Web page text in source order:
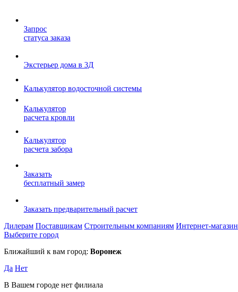
Запрос
статуса заказа
Экстерьер дома в 3Д
Калькулятор водосточной системы
Калькулятор
расчета кровли
Калькулятор
расчета забора
Заказать
бесплатный замер
Заказать предварительный расчет
Дилерам Поставщикам Строительным компаниям Интернет-магазин
Выберите город
Ближайший к вам город: Воронеж
Да Нет
В Вашем городе нет филиала